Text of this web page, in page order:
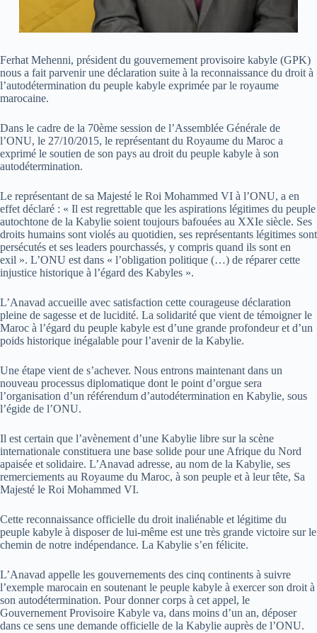
Ferhat Mehenni, président du gouvernement provisoire kabyle (GPK)
nous a fait parvenir une déclaration suite à la reconnaissance du droit à
l’autodétermination du peuple kabyle exprimée par le royaume
marocaine.
Dans le cadre de la 70ème session de l’Assemblée Générale de
l’ONU, le 27/10/2015, le représentant du Royaume du Maroc a
exprimé le soutien de son pays au droit du peuple kabyle à son
autodétermination.
Le représentant de sa Majesté le Roi Mohammed VI à l’ONU, a en
effet déclaré : « Il est regrettable que les aspirations légitimes du peuple
autochtone de la Kabylie soient toujours bafouées au XXIe siècle. Ses
droits humains sont violés au quotidien, ses représentants légitimes sont
persécutés et ses leaders pourchassés, y compris quand ils sont en
exil ». L’ONU est dans « l’obligation politique (…) de réparer cette
injustice historique à l’égard des Kabyles ».
L’Anavad accueille avec satisfaction cette courageuse déclaration
pleine de sagesse et de lucidité. La solidarité que vient de témoigner le
Maroc à l’égard du peuple kabyle est d’une grande profondeur et d’un
poids historique inégalable pour l’avenir de la Kabylie.
Une étape vient de s’achever. Nous entrons maintenant dans un
nouveau processus diplomatique dont le point d’orgue sera
l’organisation d’un référendum d’autodétermination en Kabylie, sous
l’égide de l’ONU.
Il est certain que l’avènement d’une Kabylie libre sur la scène
internationale constituera une base solide pour une Afrique du Nord
apaisée et solidaire. L’Anavad adresse, au nom de la Kabylie, ses
remerciements au Royaume du Maroc, à son peuple et à leur tête, Sa
Majesté le Roi Mohammed VI.
Cette reconnaissance officielle du droit inaliénable et légitime du
peuple kabyle à disposer de lui-même est une très grande victoire sur le
chemin de notre indépendance. La Kabylie s’en félicite.
L’Anavad appelle les gouvernements des cinq continents à suivre
l’exemple marocain en soutenant le peuple kabyle à exercer son droit à
son autodétermination. Pour donner corps à cet appel, le
Gouvernement Provisoire Kabyle va, dans moins d’un an, déposer
dans ce sens une demande officielle de la Kabylie auprès de l’ONU.